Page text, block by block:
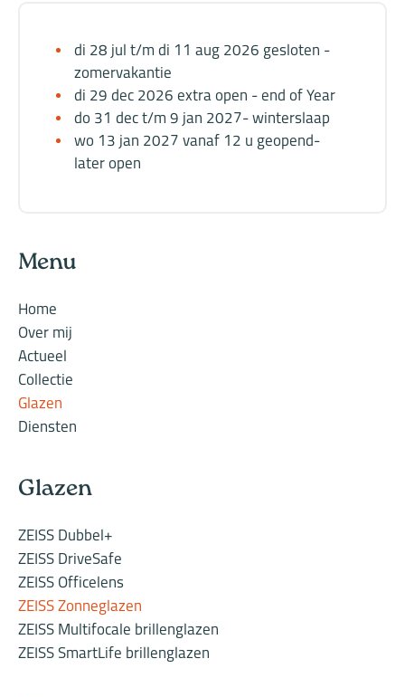
di 28 jul t/m di 11 aug 2026 gesloten -
zomervakantie
di 29 dec 2026 extra open - end of Year
do 31 dec t/m 9 jan 2027- winterslaap
wo 13 jan 2027 vanaf 12 u geopend-
later open
Menu
Home
Over mij
Actueel
Collectie
Glazen
Diensten
Glazen
ZEISS Dubbel+
ZEISS DriveSafe
ZEISS Officelens
ZEISS Zonneglazen
ZEISS Multifocale brillenglazen
ZEISS SmartLife brillenglazen